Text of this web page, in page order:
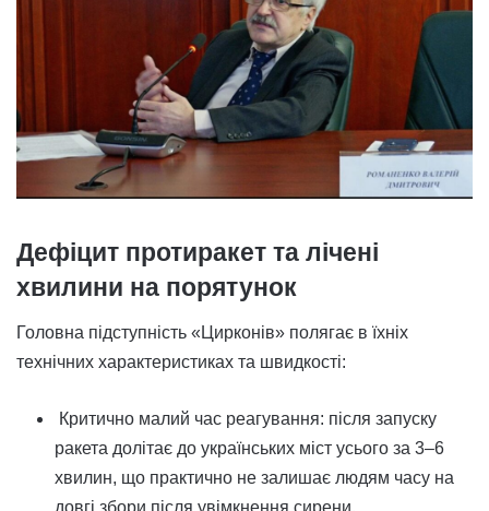
Дефіцит протиракет та лічені
хвилини на порятунок
Головна підступність «Цирконів» полягає в їхніх
технічних характеристиках та швидкості:
Критично малий час реагування: після запуску
ракета долітає до українських міст усього за 3–6
хвилин, що практично не залишає людям часу на
довгі збори після увімкнення сирени.